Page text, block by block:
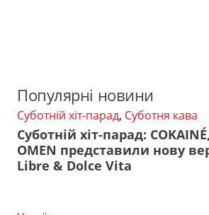
Популярні новини
Суботній хіт-парад, Суботня кава
Суботній хіт-парад:
OMEN представили нову
Libre & Dolce Vita